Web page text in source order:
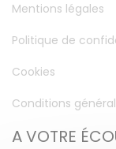
Mentions légales
Politique de
Cookies
Conditions
A VOTRE